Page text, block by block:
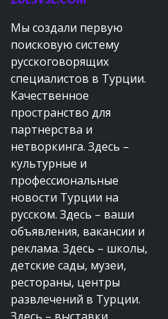
Мы создали первую
поисковую систему
русскоговорящих
специалистов в Турции.
Качественное
пространство для
партнерства и
нетворкинга. Здесь –
культурные и
профессиональные
новости Турции на
русском. Здесь – ваши
объявления, вакансии и
реклама. Здесь – школы,
детские сады, музеи,
рестораны, центры
развлечений в Турции.